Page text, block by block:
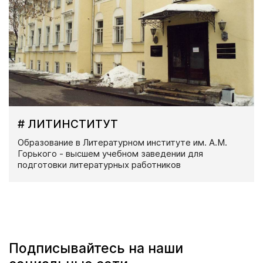
# ЛИТИНСТИТУТ
Образование в Литературном институте им. А.М.
Горького - высшем учебном заведении для
подготовки литературных работников
Подписывайтесь на наши